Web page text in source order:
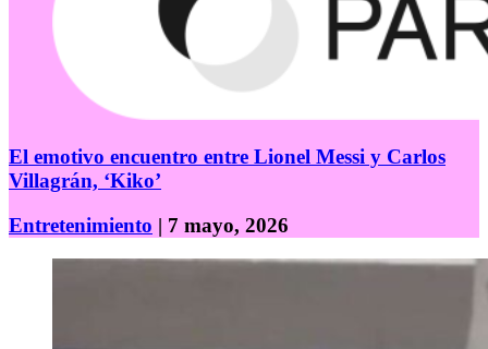
El emotivo encuentro entre Lionel Messi y Carlos
Villagrán, ‘Kiko’
Entretenimiento | 7 mayo, 2026